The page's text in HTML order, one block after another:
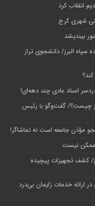
بیندیشد
سپاه البرز/ دانشجوی تراز
اسناد عادی چند‌ دهه‌ای!
چیست؟/ گفت‌وگو با رئیس
مؤذن جامعه است نه تماشاگر!
ممکن نیست
کشف تجهیزات پیچیده